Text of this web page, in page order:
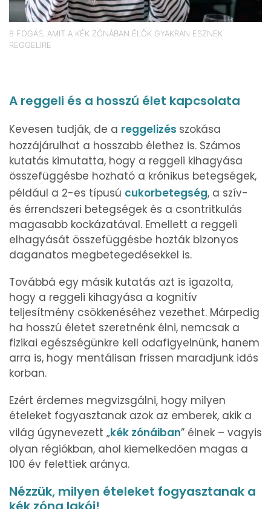
8 FOGÁS, AMIT A KÉK ZÓNÁBAN ÉLŐK GYAKRAN ESZNEK
REGGELIRE
A reggeli és a hosszú élet kapcsolata
Kevesen tudják, de a reggelizés szokása
hozzájárulhat a hosszabb élethez is. Számos
kutatás kimutatta, hogy a reggeli kihagyása
összefüggésbe hozható a krónikus betegségek,
például a 2-es típusú cukorbetegség, a szív-
és érrendszeri betegségek és a csontritkulás
magasabb kockázatával. Emellett a reggeli
elhagyását összefüggésbe hozták bizonyos
daganatos megbetegedésekkel is.
Továbbá egy másik kutatás azt is igazolta,
hogy a reggeli kihagyása a kognitív
teljesítmény csökkenéséhez vezethet. Márpedig
ha hosszú életet szeretnénk élni, nemcsak a
fizikai egészségünkre kell odafigyelnünk, hanem
arra is, hogy mentálisan frissen maradjunk idős
korban.
Ezért érdemes megvizsgálni, hogy milyen
ételeket fogyasztanak azok az emberek, akik a
világ úgynevezett „kék zónáiban” élnek – vagyis
olyan régiókban, ahol kiemelkedően magas a
100 év felettiek aránya.
Nézzük, milyen ételeket fogyasztanak a